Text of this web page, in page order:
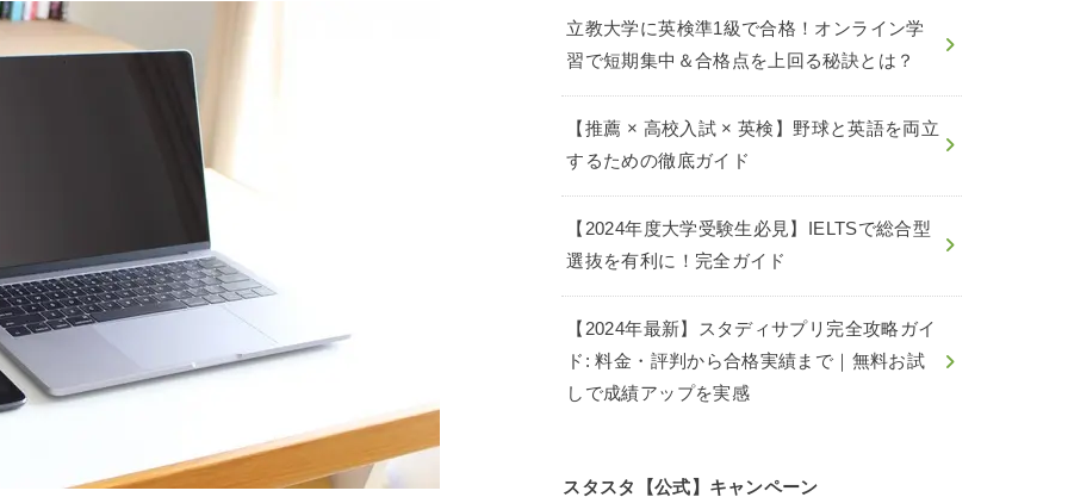
立教大学に英検準1級で合格！オンライン学
習で短期集中＆合格点を上回る秘訣とは？
【推薦 × 高校入試 × 英検】野球と英語を両立
するための徹底ガイド
【2024年度大学受験生必見】IELTSで総合型
選抜を有利に！完全ガイド
【2024年最新】スタディサプリ完全攻略ガイ
ド: 料金・評判から合格実績まで｜無料お試
しで成績アップを実感
スタスタ【公式】キャンペーン